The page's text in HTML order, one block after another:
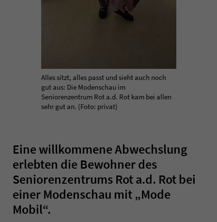
Alles sitzt, alles passt und sieht auch noch
gut aus: Die Modenschau im
Seniorenzentrum Rot a.d. Rot kam bei allen
sehr gut an. (Foto: privat)
Eine willkommene Abwechslung
erlebten die Bewohner des
Seniorenzentrums Rot a.d. Rot bei
einer Modenschau mit „Mode
Mobil“.